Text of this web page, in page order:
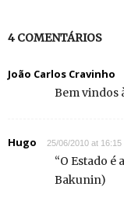
4 COMENTÁRIOS
João Carlos Cravinho
Bem vindos
Hugo 25/06/2010 at 16:15
“O Estado
Bakunin)